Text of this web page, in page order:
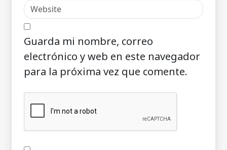
Guarda mi nombre, correo
electrónico y web en este navegador
para la próxima vez que comente.